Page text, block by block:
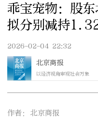
乖宝宠物：股
拟分别减持
2026-02-04 22:32
北京商报
以经济视角审视社会万象
作者： 北京商报